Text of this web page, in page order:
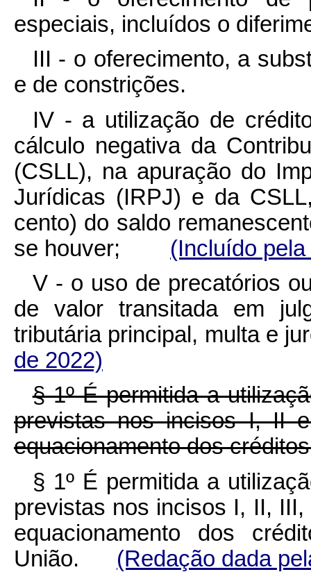
especiais, incluídos o
III - o oferecimento, a
e de constrições.
IV - a utilização de
cálculo negativa da
(CSLL), na apuração do
Jurídicas (IRPJ) e da CSLL
cento) do saldo
se houver; (Incluído
V - o uso de precatórios
de valor transitada em
tributária principal, multa
de 2022)
§ 1º É permitida a
previstas nos incisos I, II
equacionamento dos
§ 1º É permitida a
previstas nos incisos I, II,
equacionamento dos
União. (Redação dada